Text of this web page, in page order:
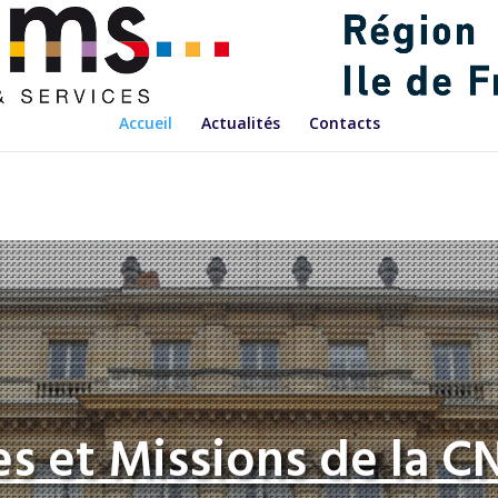
Accueil Actualités Contacts
et Missions de la